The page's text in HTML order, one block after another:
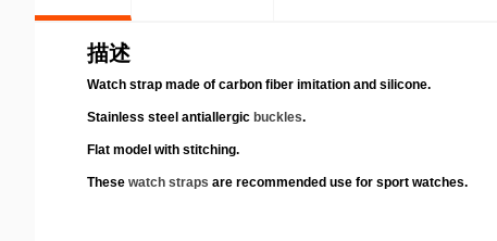
描述
Watch strap made of carbon fiber imitation and silicone.
Stainless steel antiallergic buckles.
Flat model with stitching.
These watch straps are recommended use for sport watches.